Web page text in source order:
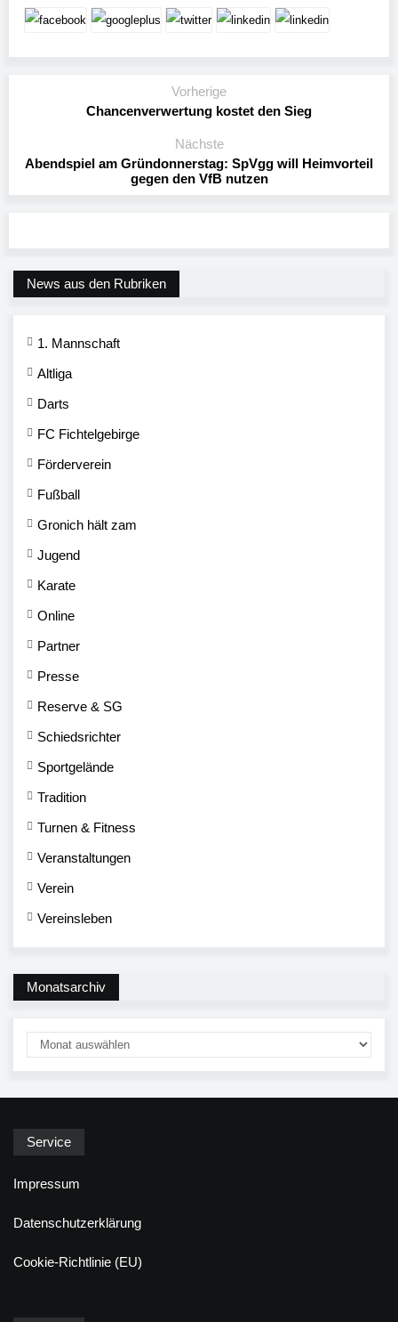
Vorherige
Chancenverwertung kostet den Sieg
Nächste
Abendspiel am Gründonnerstag: SpVgg will Heimvorteil
gegen den VfB nutzen
News aus den Rubriken
1. Mannschaft
Altliga
Darts
FC Fichtelgebirge
Förderverein
Fußball
Gronich hält zam
Jugend
Karate
Online
Partner
Presse
Reserve & SG
Schiedsrichter
Sportgelände
Tradition
Turnen & Fitness
Veranstaltungen
Verein
Vereinsleben
Monatsarchiv
Service
Impressum
Datenschutzerklärung
Cookie-Richtlinie (EU)